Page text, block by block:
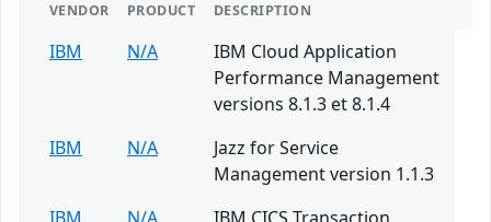
VENDOR PRODUCT DESCRIPTION
IBM N/A
IBM Cloud Application
Performance Management
versions 8.1.3 et 8.1.4
IBM
N/A
Jazz for Service
Management version 1.1.3